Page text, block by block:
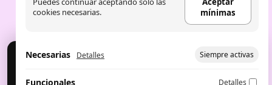
Cookies
cookies necesarias.
mínimas
Necesarias Detalles Siempre activas
Funcionales Detalles